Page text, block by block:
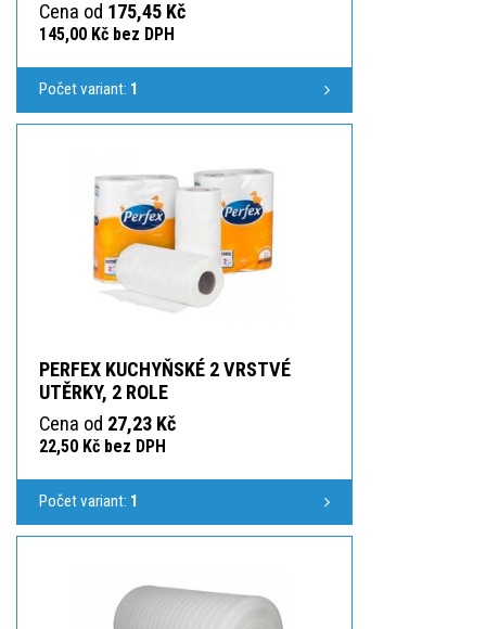
Cena od 175,45 Kč
145,00 Kč bez DPH
Počet variant: 1
PERFEX KUCHYŇSKÉ 2 VRSTVÉ
UTĚRKY, 2 ROLE
Cena od 27,23 Kč
22,50 Kč bez DPH
Počet variant: 1